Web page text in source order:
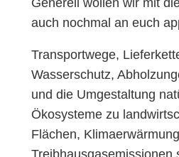
auch nochmal an euch
Transportwege,
Wasserschutz,
und die Umgestaltung
Ökosysteme zu
Flächen,